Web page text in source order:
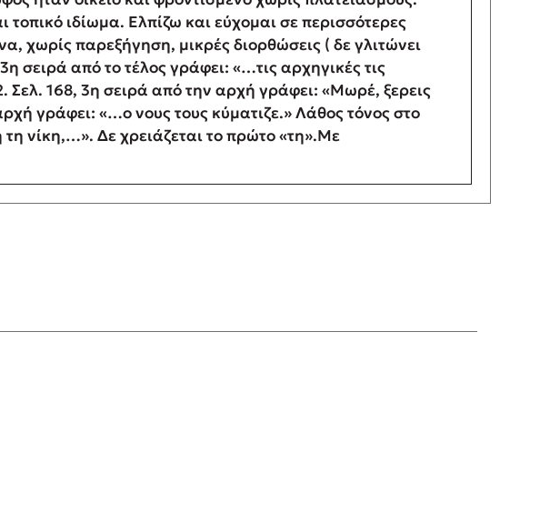
ιδίωμα. Ελπίζω και εύχομαι σε περισσότερες
χωρίς παρεξήγηση, μικρές διορθώσεις ( δε γλιτώνει
σειρά από το τέλος γράφει: «…τις αρχηγικές τις
Σελ. 168, 3η σειρά από την αρχή γράφει: «Μωρέ, ξερεις
γράφει: «…ο νους τους κύματιζε.» Λάθος τόνος στο
τη νίκη,…». Δε χρειάζεται το πρώτο «τη».Με